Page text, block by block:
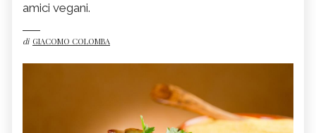
amici vegani.
di GIACOMO COLOMBA